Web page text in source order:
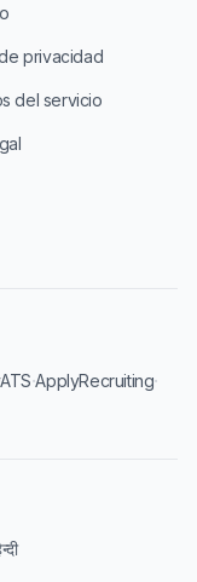
privacidad
del servicio
·ApplyRecruiting·